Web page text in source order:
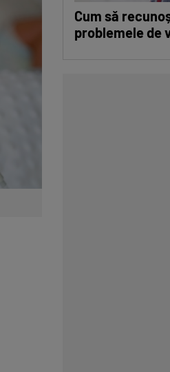
Cum să
problemele de